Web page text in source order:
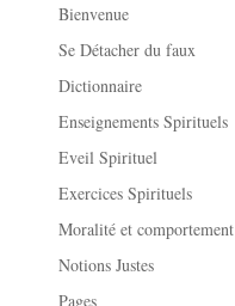
Bienvenue
Se Détacher du faux
Dictionnaire
Enseignements Spirituels
Eveil Spirituel
Exercices Spirituels
Moralité et comportement
Notions Justes
Pages